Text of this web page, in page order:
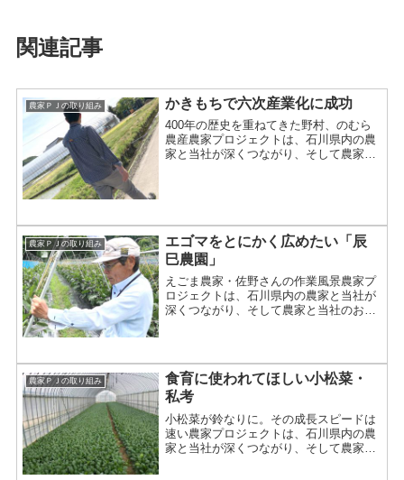
関連記事
農家ＰＪの取り組み かきもちで六次産業化に成功
400年の歴史を重ねてきた野村、のむら
農産農家プロジェクトは、石川県内の農
家と当社が深くつながり、そして農家と
農家ＰＪの取り組み
エゴマをとにかく広めたい「辰
巳農園」
えごま農家・佐野さんの作業風景農家プ
ロジェクトは、石川県内の農家と当社が
深くつながり、そして農家と当社のお客
ン生・金沢学院大学３年の谷...
農家ＰＪの取り組み
食育に使われてほしい小松菜・
私考
小松菜が鈴なりに。その成長スピードは
速い農家プロジェクトは、石川県内の農
家と当社が深くつながり、そして農家と